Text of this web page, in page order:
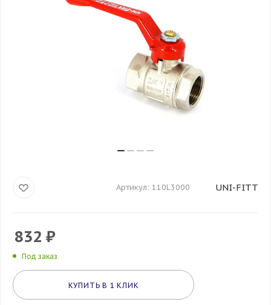
Артикул: 110L3000 UNI-FITT
832 ₽
Под заказ
КУПИТЬ В 1 КЛИК